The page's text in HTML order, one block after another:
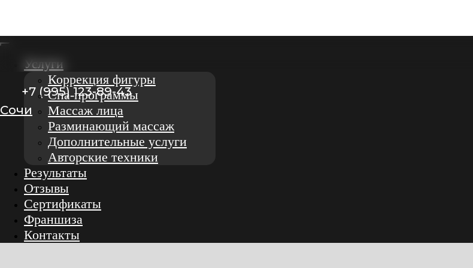
+7 (995) 123-89-43
Сочи
Услуги
Коррекция фигуры
Спа-программы
Массаж лица
Разминающий массаж
Дополнительные услуги
Авторские техники
Результаты
Отзывы
Сертификаты
Франшиза
Контакты